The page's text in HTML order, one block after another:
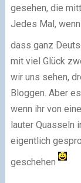
gesehen, die
Jedes Mal,
dass ganz
mit viel Glück
wir uns sehen,
Bloggen. Aber
wenn ihr von
lauter Quasseln
eigentlich
geschehen